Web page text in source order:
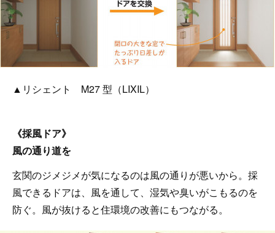
▲リシェント M27 型（LIXIL）
《採風ドア》
風の通り道を
玄関のジメジメが気になるのは風の通りが悪いから。採
風できるドアは、風を通して、湿気や臭いがこもるのを
防ぐ。風が抜けると住環境の改善にもつながる。